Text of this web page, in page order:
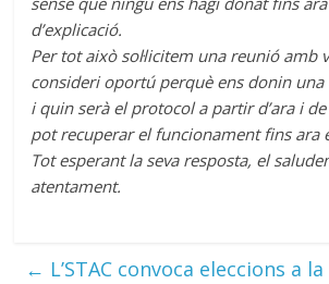
d’explicació.
Per tot això sol·licitem una reunió amb
consideri oportú perquè ens donin una
i quin serà el protocol a partir d’ara i
pot recuperar el funcionament fins ara
Tot esperant la seva resposta, el
atentament.
← L’STAC convoca eleccions a